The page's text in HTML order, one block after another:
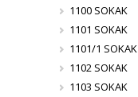
1100 SOKAK
1101 SOKAK
1101/1 SOKAK
1102 SOKAK
1103 SOKAK